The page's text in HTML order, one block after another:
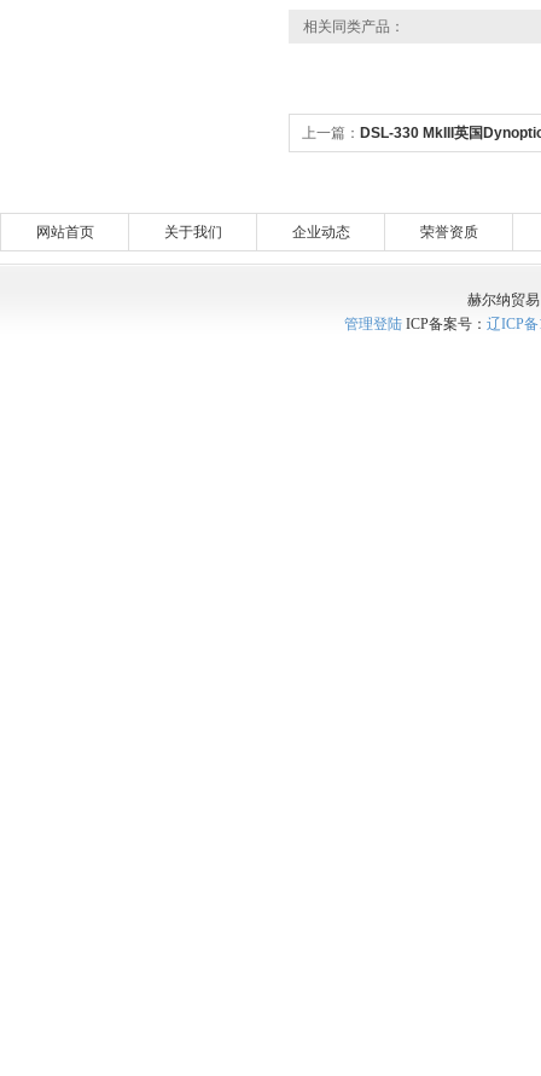
相关同类产品：
上一篇： DSL-330 MkIII英国
网站首页 关于我们 企业动态 荣誉资质
赫尔纳贸
管理登陆ICP备案号： 辽ICP备